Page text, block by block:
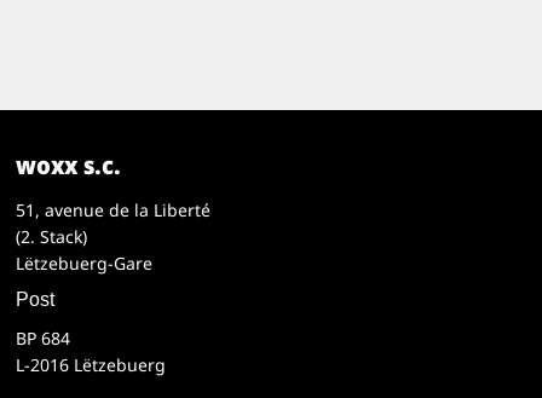
woxx s.c.
51, avenue de la Liberté
(2. Stack)
Lëtzebuerg-Gare
Post
BP 684
L-2016 Lëtzebuerg